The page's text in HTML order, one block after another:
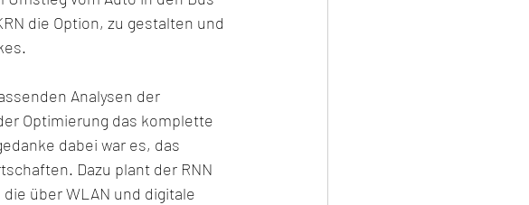
die Option, zu gestalten und
Analysen der
Optimierung das komplette
dabei war es, das
Dazu plant der RNN
über WLAN und digitale